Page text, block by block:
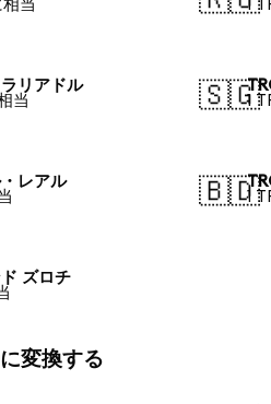
当
1
リアドル
当
🇸🇬
1
レアル
🇧🇩
1
ズロチ
変換する